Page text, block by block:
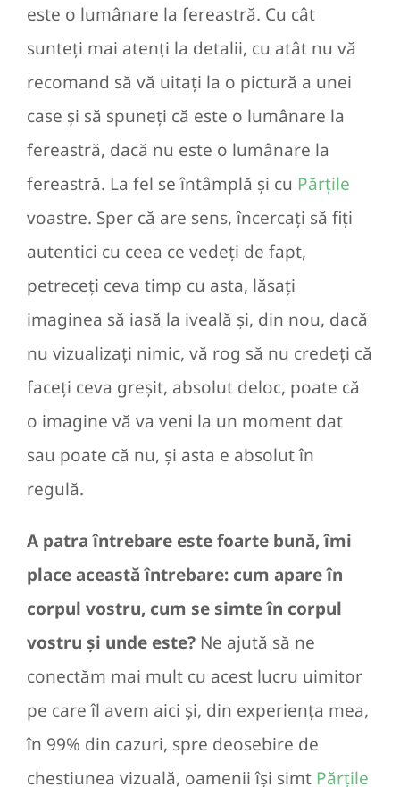
este o lumânare la fereastră. Cu cât
sunteți mai atenți la detalii, cu atât nu vă
recomand să vă uitați la o pictură a unei
case și să spuneți că este o lumânare la
fereastră, dacă nu este o lumânare la
fereastră. La fel se întâmplă și cu Părțile
voastre. Sper că are sens, încercați să fiți
autentici cu ceea ce vedeți de fapt,
petreceți ceva timp cu asta, lăsați
imaginea să iasă la iveală și, din nou, dacă
nu vizualizați nimic, vă rog să nu credeți că
faceți ceva greșit, absolut deloc, poate că
o imagine vă va veni la un moment dat
sau poate că nu, și asta e absolut în
regulă.
A patra întrebare este foarte bună, îmi
place această întrebare: cum apare în
corpul vostru, cum se simte în corpul
vostru și unde este? Ne ajută să ne
conectăm mai mult cu acest lucru uimitor
pe care îl avem aici și, din experiența mea,
în 99% din cazuri, spre deosebire de
chestiunea vizuală, oamenii își simt Părțile